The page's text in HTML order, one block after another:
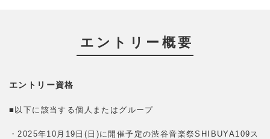
エントリー概要
エントリー資格
■以下に該当する個人またはグループ
・2025年10月19日(日)に開催予定の渋谷音楽祭SHIBUYA109ス